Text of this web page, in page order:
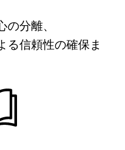
の分離、
る信頼性の確保ま